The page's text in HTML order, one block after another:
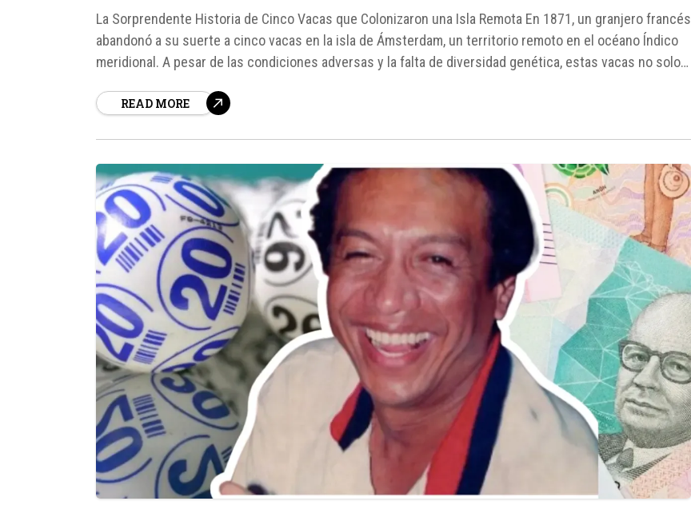
La Sorprendente Historia de Cinco Vacas que Colonizaron una Isla Remota En 1871, un granjero francés
abandonó a su suerte a cinco vacas en la isla de Ámsterdam, un territorio remoto en el océano Índico
meridional. A pesar de las condiciones adversas y la falta de diversidad genética, estas vacas no solo
READ MORE